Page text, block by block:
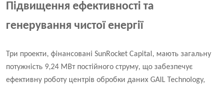
Підвищення ефективності та
генерування чистої енергії
Три проекти, фінансовані SunRocket Capital, мають загальну
потужність 9,24 МВт постійного струму, що забезпечує
ефективну роботу центрів обробки даних GAIL Technology,